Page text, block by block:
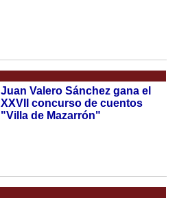
Juan Valero Sánchez gana el
XXVII concurso de cuentos
"Villa de Mazarrón"